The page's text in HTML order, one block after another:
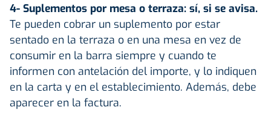
4- Suplementos por mesa o terraza: sí, si se avisa.
Te pueden cobrar un suplemento por estar
sentado en la terraza o en una mesa en vez de
consumir en la barra siempre y cuando te
informen con antelación del importe, y lo indiquen
en la carta y en el establecimiento. Además, debe
aparecer en la factura.